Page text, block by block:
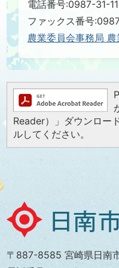
電話番号:0987-31-
ファックス番号
農業委員会事務局
Reader）」ダウンロー
ルしてください。
日
南
役
〒887-8585 宮崎県日南